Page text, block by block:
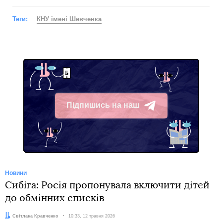
Теги: КНУ імені Шевченка
Підпишись на наш
Telegram
Новини
Сибіга: Росія пропонувала включити дітей
до обмінних списків
Автор:
Світлана Кравченко Дата:
10:33, 12 травня 2026